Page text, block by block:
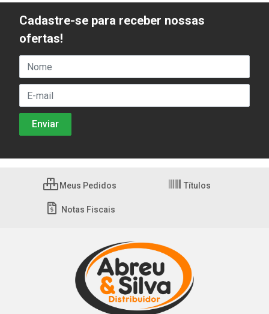
Cadastre-se para receber nossas
ofertas!
Meus Pedidos Títulos
Notas Fiscais